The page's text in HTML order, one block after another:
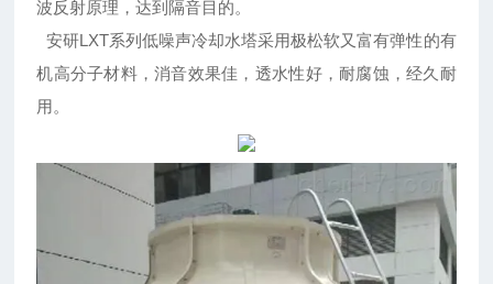
波反射原理，达到隔音目的。
安研LXT系列低噪声冷却水塔采用极松软又富有弹性的有
机高分子材料，消音效果佳，透水性好，耐腐蚀，经久耐
用。